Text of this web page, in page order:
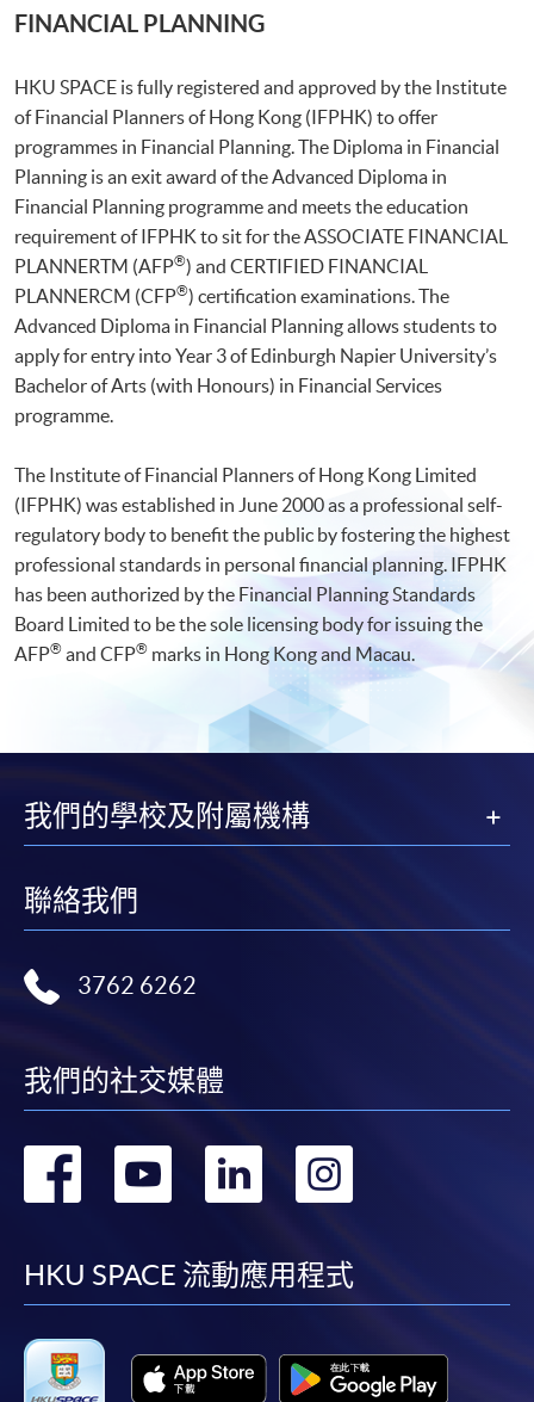
FINANCIAL PLANNING
HKU SPACE is fully registered and approved by the Institute
of Financial Planners of Hong Kong (IFPHK) to offer
programmes in Financial Planning. The Diploma in Financial
Planning is an exit award of the Advanced Diploma in
Financial Planning programme and meets the education
requirement of IFPHK to sit for the ASSOCIATE FINANCIAL
PLANNERTM (AFP®) and CERTIFIED FINANCIAL
PLANNERCM (CFP®) certification examinations. The
Advanced Diploma in Financial Planning allows students to
apply for entry into Year 3 of Edinburgh Napier University’s
Bachelor of Arts (with Honours) in Financial Services
programme.
The Institute of Financial Planners of Hong Kong Limited
(IFPHK) was established in June 2000 as a professional self-
regulatory body to benefit the public by fostering the highest
professional standards in personal financial planning. IFPHK
has been authorized by the Financial Planning Standards
Board Limited to be the sole licensing body for issuing the
AFP® and CFP® marks in Hong Kong and Macau.
我們的學校及附屬機構
聯絡我們
3762 6262
我們的社交媒體
轉
facebook
轉
youtube
轉
linkedin
HKU SPACE 流動應用程式